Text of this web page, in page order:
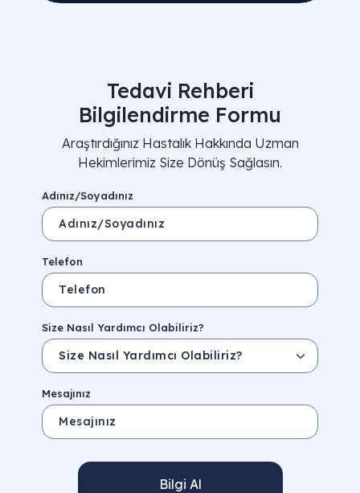
Tedavi Rehberi
Bilgilendirme Formu
Araştırdığınız Hastalık Hakkında Uzman
Hekimlerimiz Size Dönüş Sağlasın.
Adınız/Soyadınız
Telefon
Size Nasıl Yardımcı Olabiliriz?
Mesajınız
Bilgi Al